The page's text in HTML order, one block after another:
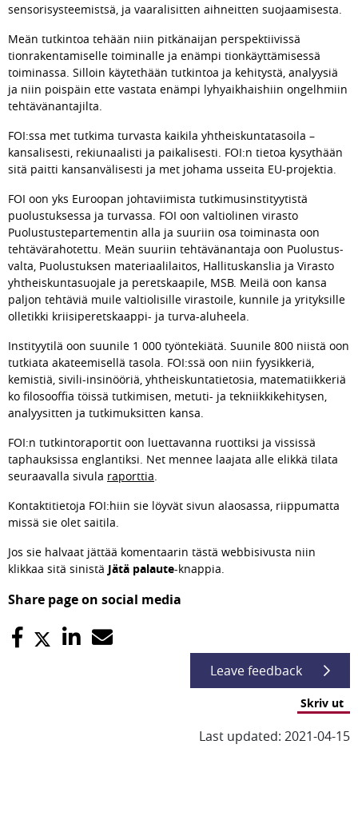
sensorisysteemistsä, ja vaaralisitten aihneitten suojaamisesta.
Meän tutkintoa tehään niin pitkänaijan perspektiivissä
tionrakentamiselle toiminalle ja enämpi tionkäyttämisessä
toiminassa. Silloin käytethään tutkintoa ja kehitystä, ana­lyysiä
ja niin poispäin ette vastata enämpi lyhyaikhaishiin ongelhmiin
tehtävänantajilta.
FOI:ssa met tutkima turvasta kaikila yhtheiskuntatasoila –
kansalisesti, rekiunaalisti ja paikalisesti. FOI:n tietoa kysythään
sitä paitti kansanvälisesti ja met johama usseita EU-projektia.
FOI oon yks Euroopan johtaviimista tutkimusinstityytistä
puolustuksessa ja turvassa. FOI oon valtiolinen virasto
Puolustustepartementin alla ja suuriin osa toiminasta oon
tehtävärahotettu. Meän suuriin tehtävänantaja oon Puolustus­
valta, Puolustuksen materiaalilaitos, Hallituskanslia ja Virasto
yhtheiskuntasuojale ja peretskaapile, MSB. Meilä oon kansa
paljon tehtäviä muile valtiolisille virastoile, kunnile ja yrityksille
olletikki kriisiperetskaappi- ja turva-aluheela.
Instityytilä oon suunile 1 000 työntekiätä. Suunile 800 niistä oon
tutkiata akateemisellä tasola. FOI:ssä oon niin fyysik­keriä,
kemistiä, sivili-insinööriä, yhtheiskuntatietosia, matematiikkeriä
ko filosooffia töissä tutkimisen, metuti- ja tekniikkikehitysen,
analyysitten ja tutkimuksitten kansa.
FOI:n tutkintoraportit oon luettavanna ruottiksi ja vississä
taphauksissa englantiksi. Net mennee laajata alle elikkä tilata
seuraavalla sivula raporttia.
Kontaktitietoja FOI:hiin sie löyvät sivun alaosassa, riippu­matta
missä sie olet saitila.
Jos sie halvaat jättää komentaarin tästä webbisivusta niin
klikkaa sitä sinistä Jätä palaute-knappia.
Share page on social media
Leave feedback
Skriv ut
Last updated: 2021-04-15